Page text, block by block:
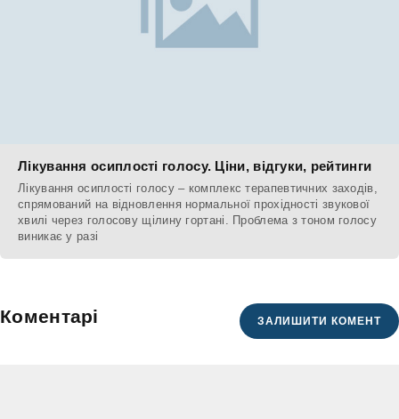
Лікування осиплості голосу. Ціни, відгуки, рейтинги
Лікування осиплості голосу – комплекс терапевтичних заходів,
спрямований на відновлення нормальної прохідності звукової
хвилі через голосову щілину гортані. Проблема з тоном голосу
виникає у разі
Коментарі ЗАЛИШИТИ КОМЕНТ